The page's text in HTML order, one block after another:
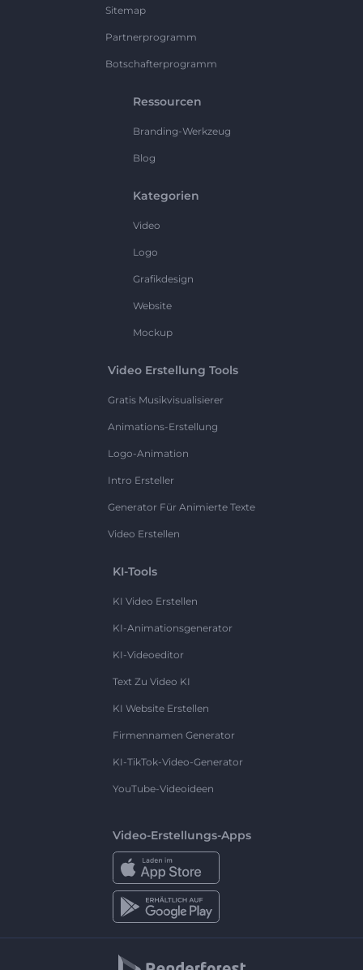
Sitemap
Partnerprogramm
Botschafterprogramm
Ressourcen
Branding-Werkzeug
Blog
Kategorien
Video
Logo
Grafikdesign
Website
Mockup
Video Erstellung Tools
Gratis Musikvisualisierer
Animations-Erstellung
Logo-Animation
Intro Ersteller
Generator Für Animierte Texte
Video Erstellen
KI-Tools
KI Video Erstellen
KI-Animationsgenerator
KI-Videoeditor
Text Zu Video KI
KI Website Erstellen
Firmennamen Generator
KI-TikTok-Video-Generator
YouTube-Videoideen
Video-Erstellungs-Apps